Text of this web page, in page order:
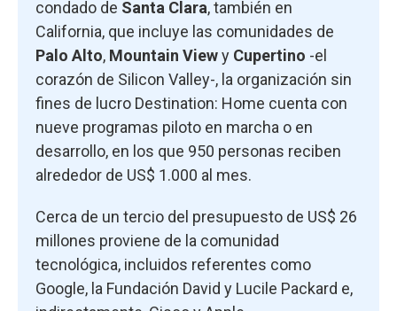
condado de Santa Clara, también en
California, que incluye las comunidades de
Palo Alto, Mountain Viewy Cupertino -el
corazón de Silicon Valley-, la organización sin
fines de lucro Destination: Home cuenta con
nueve programas piloto en marcha o en
desarrollo, en los que 950 personas reciben
alrededor de US$ 1.000 al mes.
Cerca de un tercio del presupuesto de US$ 26
millones proviene de la comunidad
tecnológica, incluidos referentes como
Google, la Fundación David y Lucile Packard e,